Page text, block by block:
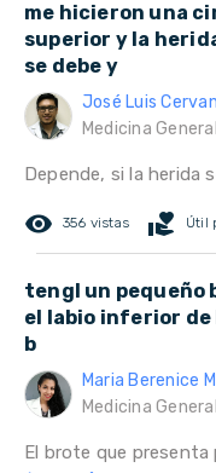
me hicieron una
superior y la
se debe y
José Luis
Medicina General
Depende, si la herida
remove_red_eye 356 vistas volunteer_activism Útil
tengl un pequeño
el labio inferior de
b
Maria Berenice
Medicina General
El brote que presenta